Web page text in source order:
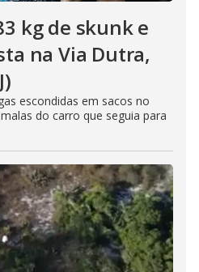
kg de skunk e
na Via Dutra,
escondidas em sacos no
do carro que seguia para